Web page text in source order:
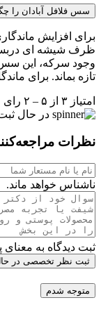
سس فلافل آبادان را
برای افزایش
ظرف شیشه ای
وجود سرکه، این سس
تازه بماند. برای
امتیاز ۳ از ۵ – ۲ رای
در حال
نظرات
ناشناس خواهد ماند.
ثبت دیدگاه به
ثبت نظر تخصصی در
متوجه شدم